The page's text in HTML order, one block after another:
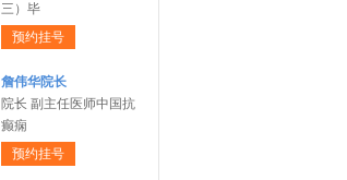
三）毕
预约挂号
詹伟华院长
院长 副主任医师中国抗
癫痫
预约挂号